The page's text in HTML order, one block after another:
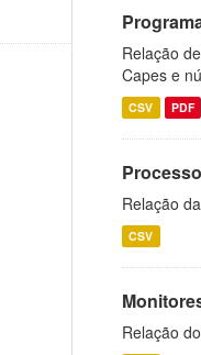
Relação
Capes e
CSV PDF
Relação
CSV
Relação